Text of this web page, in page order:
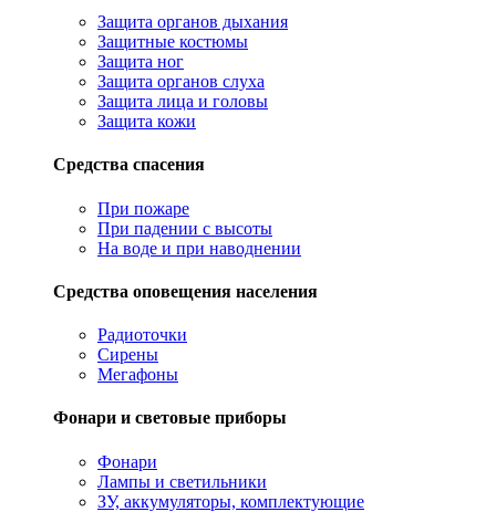
Защита органов дыхания
Защитные костюмы
Защита ног
Защита органов слуха
Защита лица и головы
Защита кожи
Средства спасения
При пожаре
При падении с высоты
На воде и при наводнении
Средства оповещения населения
Радиоточки
Сирены
Мегафоны
Фонари и световые приборы
Фонари
Лампы и светильники
ЗУ, аккумуляторы, комплектующие